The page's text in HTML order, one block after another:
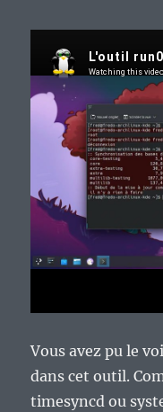
Vous avez pu le
dans cet outil.
timesyncd ou